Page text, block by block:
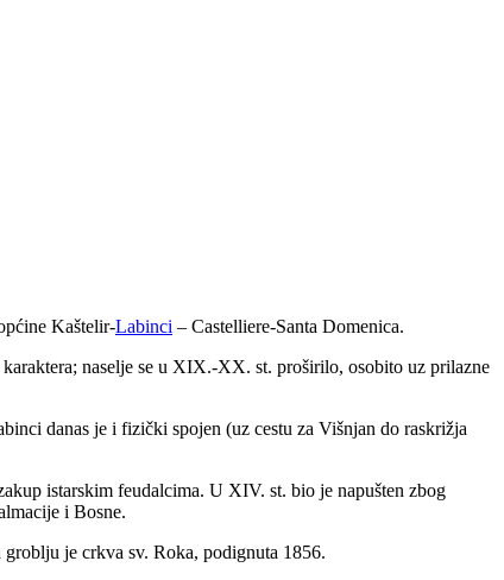
Kaštelir-Labinci – Castelliere-Santa Domenica.
naselje se u XIX.-XX. st. proširilo, osobito uz prilazne
danas je i fizički spojen (uz cestu za Višnjan do raskrižja
istarskim feudalcima. U XIV. st. bio je napušten zbog
i Bosne.
je crkva sv. Roka, podignuta 1856.